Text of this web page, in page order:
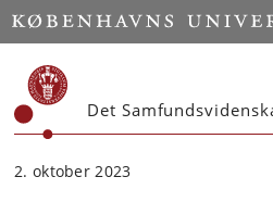
Start
Det
2. oktober 2023